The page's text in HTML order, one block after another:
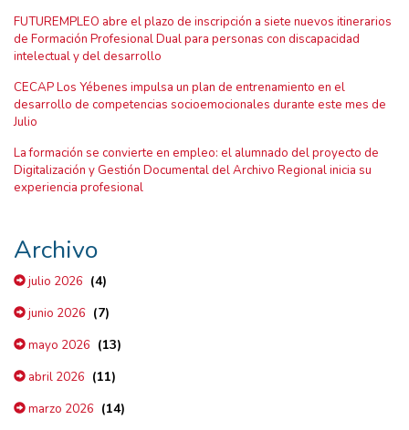
FUTUREMPLEO abre el plazo de inscripción a siete nuevos itinerarios
de Formación Profesional Dual para personas con discapacidad
intelectual y del desarrollo
CECAP Los Yébenes impulsa un plan de entrenamiento en el
desarrollo de competencias socioemocionales durante este mes de
Julio
La formación se convierte en empleo: el alumnado del proyecto de
Digitalización y Gestión Documental del Archivo Regional inicia su
experiencia profesional
Archivo
julio 2026 (4)
junio 2026 (7)
mayo 2026 (13)
abril 2026 (11)
marzo 2026 (14)